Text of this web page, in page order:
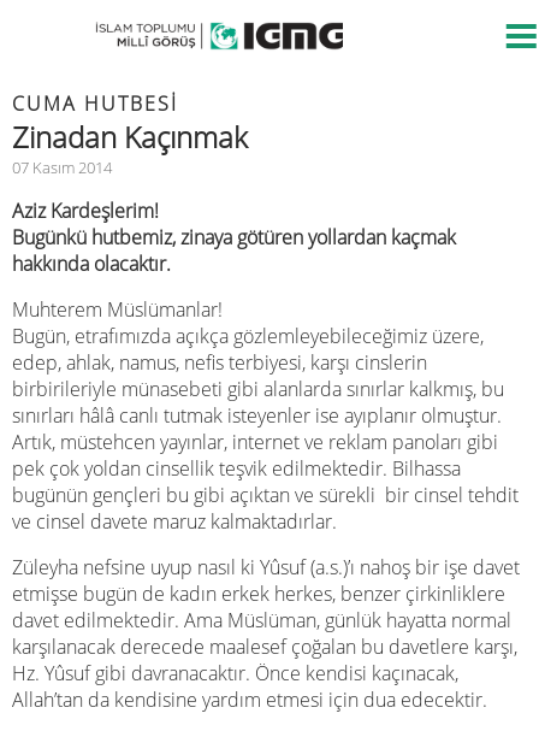
CUMA HUTBESİ
Zinadan Kaçınmak
07 Kasım 2014
Aziz Kardeşlerim!
Bugünkü hutbemiz, zinaya götüren yollardan kaçmak
hakkında olacaktır.
Muhterem Müslümanlar!
Bugün, etrafımızda açıkça gözlemleyebileceğimiz üzere,
edep, ahlak, namus, nefis terbiyesi, karşı cinslerin
birbirileriyle münasebeti gibi alanlarda sınırlar kalkmış, bu
sınırları hâlâ canlı tutmak isteyenler ise ayıplanır olmuştur.
Artık, müstehcen yayınlar, internet ve reklam panoları gibi
pek çok yoldan cinsellik teşvik edilmektedir. Bilhassa
bugünün gençleri bu gibi açıktan ve sürekli bir cinsel tehdit
ve cinsel davete maruz kalmaktadırlar.
Züleyha nefsine uyup nasıl ki Yûsuf (a.s.)’ı nahoş bir işe davet
etmişse bugün de kadın erkek herkes, benzer çirkinliklere
davet edilmektedir. Ama Müslüman, günlük hayatta normal
karşılanacak derecede maalesef çoğalan bu davetlere karşı,
Hz. Yûsuf gibi davranacaktır. Önce kendisi kaçınacak,
Allah’tan da kendisine yardım etmesi için dua edecektir.